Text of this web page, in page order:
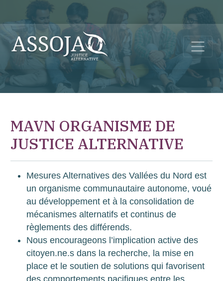
MAVN ORGANISME DE
JUSTICE ALTERNATIVE
Mesures Alternatives des Vallées du Nord est
un organisme communautaire autonome, voué
au développement et à la consolidation de
mécanismes alternatifs et continus de
règlements des différends.
Nous encourageons l’implication active des
citoyen.ne.s dans la recherche, la mise en
place et le soutien de solutions qui favorisent
des comportements pacifiques entre les